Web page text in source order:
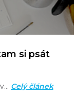
si psát
Celý článek